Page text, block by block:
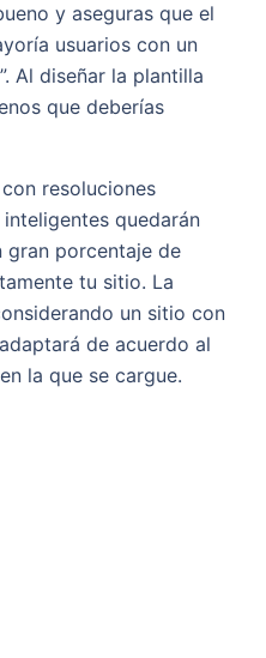
y aseguras que el
usuarios con un
Al diseñar la plantilla
que deberías
resoluciones
quedarán
gran porcentaje de
tu sitio. La
un sitio con
de acuerdo al
la que se cargue.